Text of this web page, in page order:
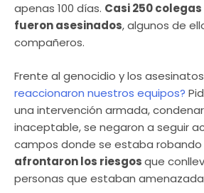
apenas 100 días. Casi 250
fueron asesinados, algunos de
compañeros.
Frente al genocidio y los
reaccionaron nuestros equipos?
una intervención armada,
inaceptable, se negaron a seguir
campos donde se estaba robando
afrontaron los riesgosque
personas que estaban